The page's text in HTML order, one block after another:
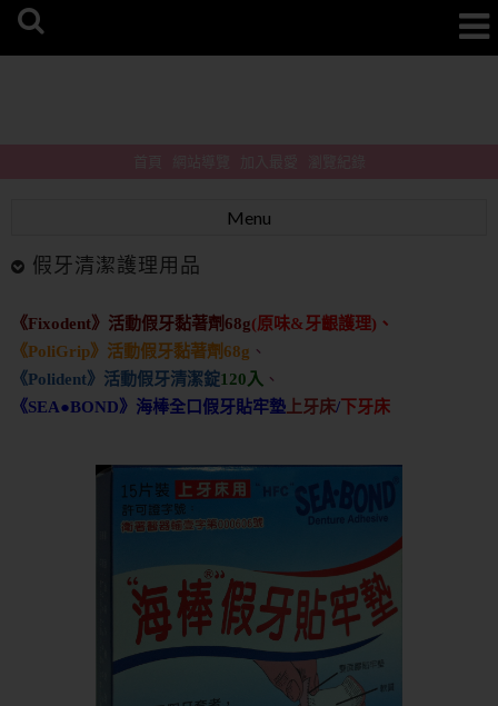
Menu
假牙清潔護理用品
《Fixodent》活動假牙黏著劑68g(原味&牙齦護理)、
《PoliGrip》活動假牙黏著劑68g 、
《Polident》活動假牙清潔錠120入 、
《SEA●BOND》海棒全口假牙貼牢墊 上牙床/ 下牙床